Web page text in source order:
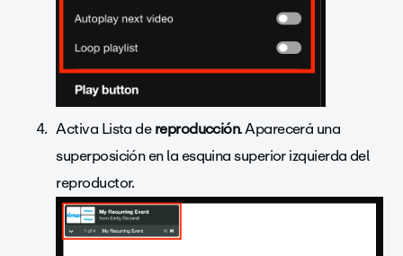
Activa Lista dereproducción. Aparecerá una
superposición en la esquina superior izquierda del
reproductor.